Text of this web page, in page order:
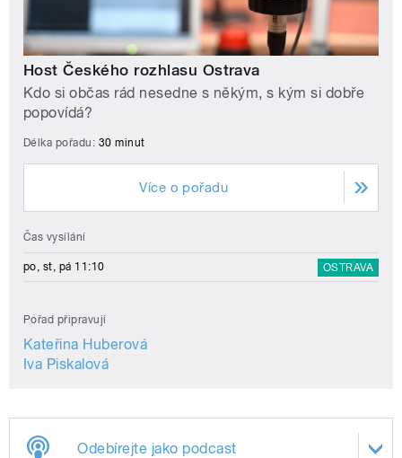
Host Českého rozhlasu Ostrava
Kdo si občas rád nesedne s někým, s kým si dobře
popovídá?
Délka pořadu: 30 minut
Více o pořadu
Čas vysílání
po, st, pá 11:10 OSTRAVA
Pořad připravují
Kateřina Huberová
Iva Piskalová
Odebírejte jako podcast